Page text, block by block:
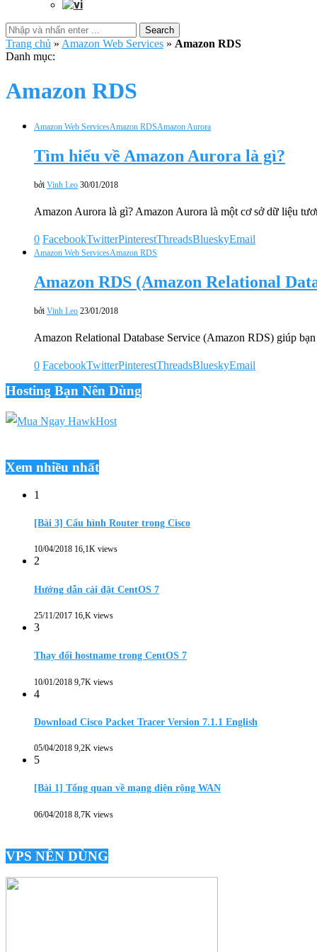
Search
Trang chủ » Amazon Web Services » Amazon RDS
Danh mục:
Amazon RDS
Amazon Web ServicesAmazon RDSAmazon Aurora
Tìm hiểu về Amazon Aurora là gì?
bởi Vinh Leo 30/01/2018
Amazon Aurora là gì? Amazon Aurora là một cơ sở dữ liệu
0 FacebookTwitterPinterestThreadsBlueskyEmail
Amazon Web ServicesAmazon RDS
Amazon RDS (Amazon Relational
bởi Vinh Leo 23/01/2018
Amazon Relational Database Service (Amazon RDS) giúp
0 FacebookTwitterPinterestThreadsBlueskyEmail
Hosting Bạn Nên Dùng
Xem nhiều nhất
1
[Bài 3] Cấu hình Router trong Cisco
10/04/2018 16,1K views
2
Hướng dẫn cài đặt CentOS 7
25/11/2017 16,K views
3
Thay đổi hostname trong CentOS 7
10/01/2018 9,7K views
4
Download Cisco Packet Tracer Version 7.1.1 English
05/04/2018 9,2K views
5
[Bài 1] Tổng quan về mạng diện rộng WAN
06/04/2018 8,7K views
VPS NÊN DÙNG